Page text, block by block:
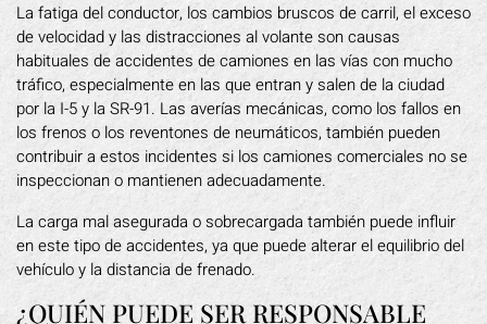
La fatiga del conductor, los cambios bruscos de carril, el exceso
de velocidad y las distracciones al volante son causas
habituales de accidentes de camiones en las vías con mucho
tráfico, especialmente en las que entran y salen de la ciudad
por la I-5 y la SR-91. Las averías mecánicas, como los fallos en
los frenos o los reventones de neumáticos, también pueden
contribuir a estos incidentes si los camiones comerciales no se
inspeccionan o mantienen adecuadamente.
La carga mal asegurada o sobrecargada también puede influir
en este tipo de accidentes, ya que puede alterar el equilibrio del
vehículo y la distancia de frenado.
¿QUIÉN PUEDE SER RESPONSABLE